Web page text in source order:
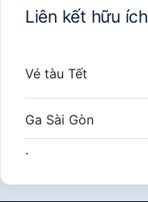
Liên kết hữu ích
Vé tàu Tết
Ga Sài Gòn
.